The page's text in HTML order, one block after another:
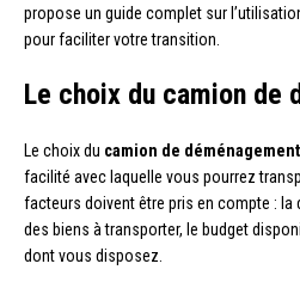
propose un guide complet sur
pour faciliter votre transition.
Le choix du camion de
Le choix du camion de déménagement
facilité avec laquelle vous pourrez
facteurs doivent être pris en compte : la
des biens à transporter, le budget
dont vous disposez.